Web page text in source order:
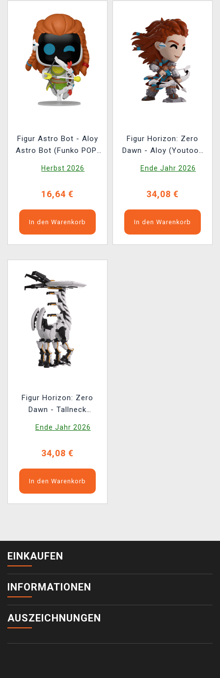
Figur Astro Bot - Aloy
Astro Bot (Funko POP!
Herbst 2026
16,64 €
In den Warenkorb
Figur Horizon: Zero
Dawn - Aloy (Youtooz
Ende Jahr 2026
34,08 €
In den Warenkorb
Figur Horizon: Zero
Dawn - Tallneck
Dawn 1)
Ende Jahr 2026
34,08 €
In den Warenkorb
EINKAUFEN
INFORMATIONEN
AUSZEICHNUNGEN